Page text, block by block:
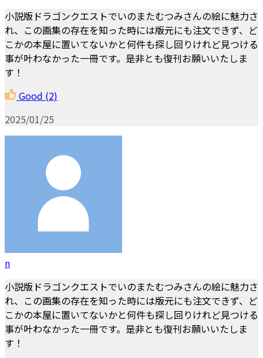
小説版ドラゴンクエストでいのまたむつみさんの絵に魅力さ
れ、この画集の存在を知った時には版元にも注文できず、ど
こかの本屋に置いてないかと何件も探し回りけれど見つける
事が叶わなかった一冊です。是非とも復刊お願いいたしま
す！
Good (2)
2025/01/25
n
小説版ドラゴンクエストでいのまたむつみさんの絵に魅力さ
れ、この画集の存在を知った時には版元にも注文できず、ど
こかの本屋に置いてないかと何件も探し回りけれど見つける
事が叶わなかった一冊です。是非とも復刊お願いいたしま
す！